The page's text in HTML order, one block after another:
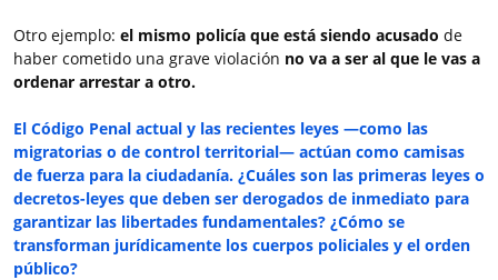
Otro ejemplo: el mismo policía que está siendo acusado de
haber cometido una grave violación no va a ser al que le vas a
ordenar arrestar a otro.
El Código Penal actual y las recientes leyes —como las
migratorias o de control territorial— actúan como camisas
de fuerza para la ciudadanía. ¿Cuáles son las primeras leyes o
decretos-leyes que deben ser derogados de inmediato para
garantizar las libertades fundamentales? ¿Cómo se
transforman jurídicamente los cuerpos policiales y el orden
público?